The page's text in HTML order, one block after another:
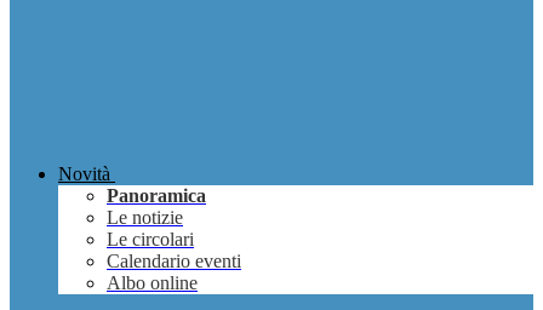
Novità
Panoramica
Le notizie
Le circolari
Calendario eventi
Albo online